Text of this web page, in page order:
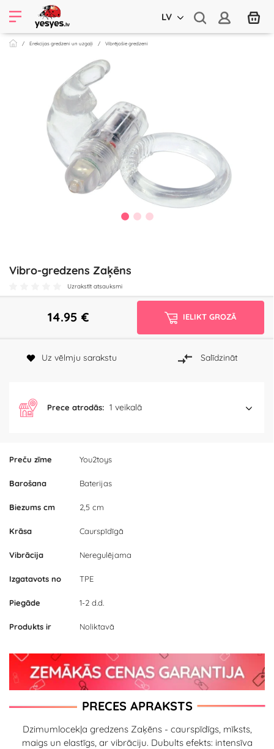
LV
Erekcijas gredzeni un uzgaļi Vibrējošie gredzeni
Vibro-gredzens Zaķēns
Uzrakstīt atsauksmi
Preču zīme You2toys
Barošana Baterijas
Biezums cm 2,5 cm
Krāsa Caurspīdīgā
Vibrācija Neregulējama
Izgatavots no TPE
Piegāde 1-2 d.d.
Produkts ir Noliktavā
14.95 € IELIKT GROZĀ
Uz vēlmju sarakstu Salīdzināt
Prece atrodās: 1 veikalā
PRECES APRAKSTS
Dzimumlocekļa gredzens Zaķēns - caurspīdīgs, mīksts,
maigs un elastīgs, ar vibrāciju. Dubults efekts: intensīva